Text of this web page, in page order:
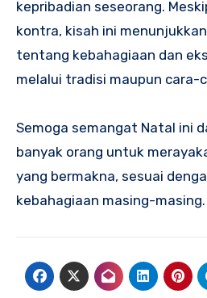
kepribadian seseorang.
kontra, kisah ini
tentang kebahagiaan dan
melalui tradisi maupun cara-
Semoga semangat Natal ini
banyak orang untuk
yang bermakna, sesuai
kebahagiaan masing-masing.